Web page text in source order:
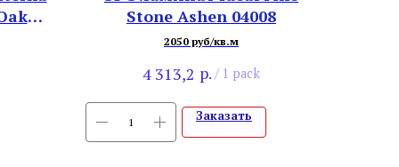
Stone Ashen 04008
2050 руб/кв.м
4 313,2 р. / 1 pack
Заказать